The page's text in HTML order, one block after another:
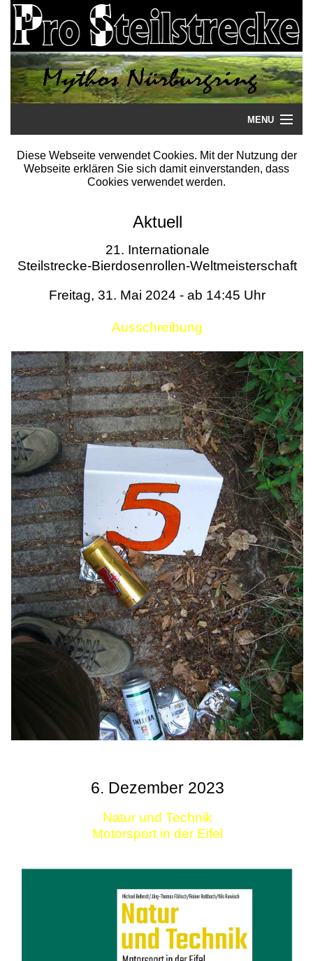
MENU
Startseite
Literatur
Termine
Diese Webseite verwendet Cookies. Mit der Nutzung der
Webseite erklären Sie sich damit einverstanden, dass
Cookies verwendet werden.
Aktuell
21. Internationale
Steilstrecke-Bierdosenrollen-Weltmeisterschaft
Freitag, 31. Mai 2024 - ab 14:45 Uhr
Ausschreibung
6. Dezember 2023
Natur und Technik
Motorsport in der Eifel